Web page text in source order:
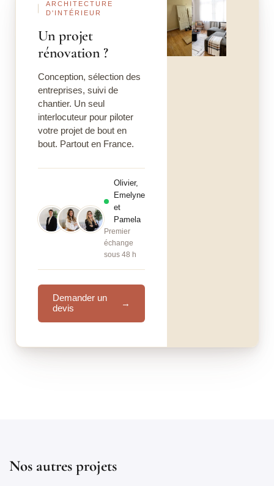
ARCHITECTURE
D'INTÉRIEUR
Un projet
rénovation ?
Conception, sélection des
entreprises, suivi de
chantier. Un seul
interlocuteur pour piloter
votre projet de bout en
bout. Partout en France.
Olivier,
Emelyne
et
Pamela
Premier
échange
sous 48 h
Demander un
devis
→
Nos autres projets